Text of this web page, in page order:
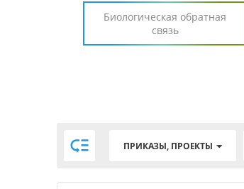
Биологическая обратная
связь
 ПРИКАЗЫ, ПРОЕКТЫ